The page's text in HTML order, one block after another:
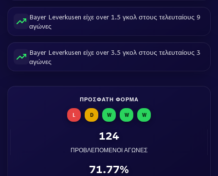
Bayer Leverkusen είχε over 1.5 γκολ στους τελευταίους 9
αγώνες
Bayer Leverkusen είχε over 3.5 γκολ στους τελευταίους 3
αγώνες
ΠΡΌΣΦΑΤΗ ΦΌΡΜΑ
L D W W W
124
ΠΡΟΒΛΕΠΌΜΕΝΟΙ ΑΓΏΝΕΣ
71.77%